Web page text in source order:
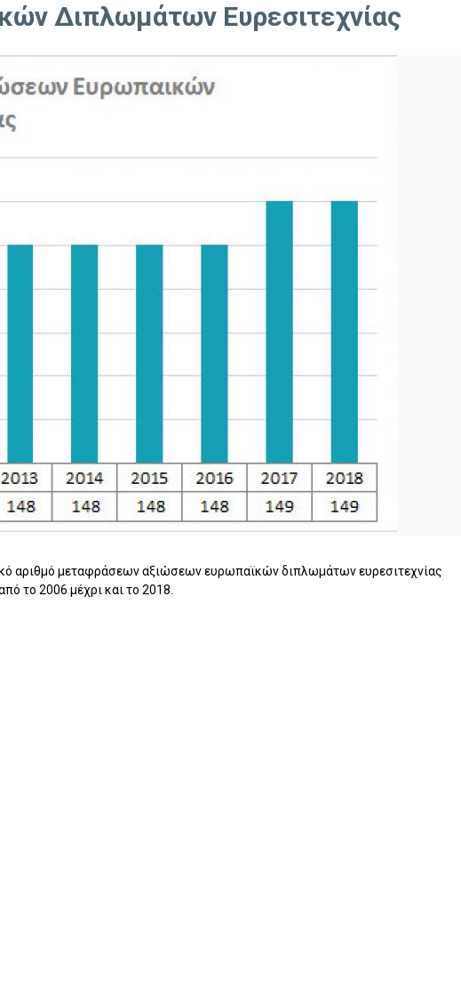
Διπλωμάτων Ευρεσιτεχνίας
αριθμό μεταφράσεων αξιώσεων ευρωπαϊκών διπλωμάτων ευρεσιτεχνίας
το 2006 μέχρι και το 2018.